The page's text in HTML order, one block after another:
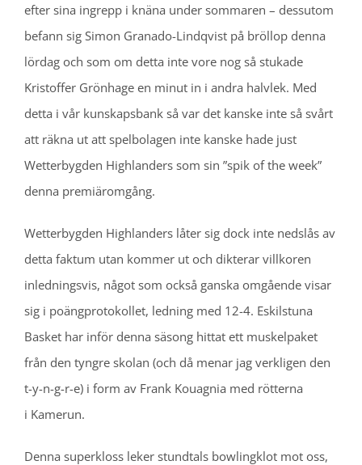
efter sina ingrepp i knäna under sommaren – dessutom
befann sig Simon Granado-Lindqvist på bröllop denna
lördag och som om detta inte vore nog så stukade
Kristoffer Grönhage en minut in i andra halvlek. Med
detta i vår kunskapsbank så var det kanske inte så svårt
att räkna ut att spelbolagen inte kanske hade just
Wetterbygden Highlanders som sin ”spik of the week”
denna premiäromgång.
Wetterbygden Highlanders låter sig dock inte nedslås av
detta faktum utan kommer ut och dikterar villkoren
inledningsvis, något som också ganska omgående visar
sig i poängprotokollet, ledning med 12-4. Eskilstuna
Basket har inför denna säsong hittat ett muskelpaket
från den tyngre skolan (och då menar jag verkligen den
t-y-n-g-r-e) i form av Frank Kouagnia med rötterna
i Kamerun.
Denna superkloss leker stundtals bowlingklot mot oss,